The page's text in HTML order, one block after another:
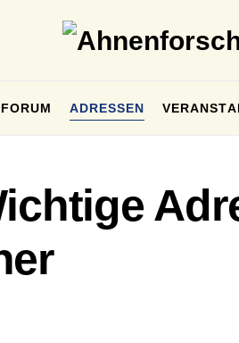
FORUM ADRESSEN